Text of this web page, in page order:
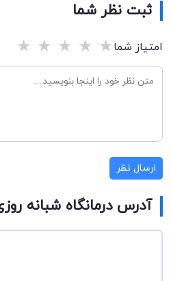
ثبت نظر شما
امتیاز شما★
★
★
★
★
ارسال نظر
آدرس درمانگاه شبانه